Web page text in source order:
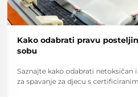
Kako odabrati pravu
sobu
Saznajte kako odabrati netoksičan
za spavanje za djecu s